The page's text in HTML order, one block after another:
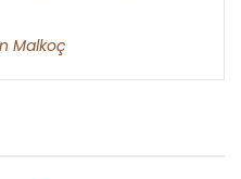
NÜKTE
Akbaş